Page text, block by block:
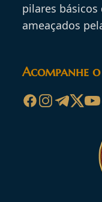
pilares básicos
ameaçados
Acompanhe